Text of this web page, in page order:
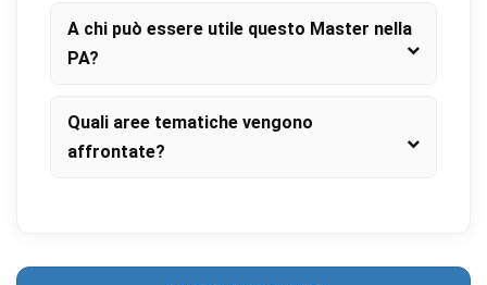
A chi può essere utile questo Master nella
PA?
Quali aree tematiche vengono
affrontate?